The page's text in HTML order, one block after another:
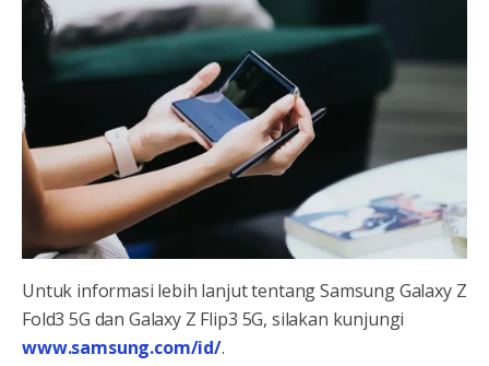
Untuk informasi lebih lanjut tentang Samsung Galaxy Z
Fold3 5G dan Galaxy Z Flip3 5G, silakan kunjungi
www.samsung.com/id/.